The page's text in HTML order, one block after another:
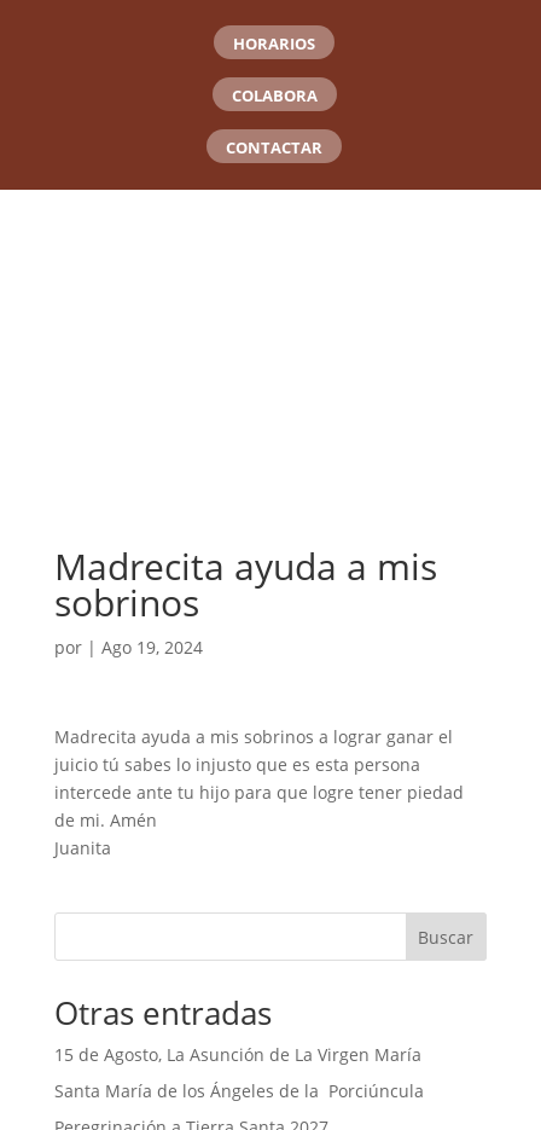
HORARIOS
COLABORA
CONTACTAR
Madrecita ayuda a mis
sobrinos
por | Ago 19, 2024
Madrecita ayuda a mis sobrinos a lograr ganar el
juicio tú sabes lo injusto que es esta persona
intercede ante tu hijo para que logre tener piedad
de mi. Amén
Juanita
Buscar
Otras entradas
15 de Agosto, La Asunción de La Virgen María
Santa María de los Ángeles de la Porciúncula